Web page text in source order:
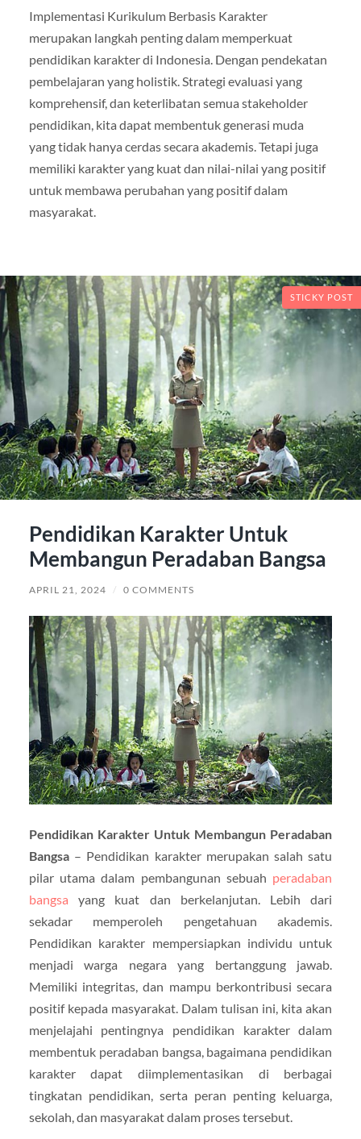
Implementasi Kurikulum Berbasis Karakter
merupakan langkah penting dalam memperkuat
pendidikan karakter di Indonesia. Dengan pendekatan
pembelajaran yang holistik. Strategi evaluasi yang
komprehensif, dan keterlibatan semua stakeholder
pendidikan, kita dapat membentuk generasi muda
yang tidak hanya cerdas secara akademis. Tetapi juga
memiliki karakter yang kuat dan nilai-nilai yang positif
untuk membawa perubahan yang positif dalam
masyarakat.
STICKY POST
Pendidikan Karakter Untuk
Membangun Peradaban Bangsa
APRIL 21, 2024 / 0 COMMENTS
Pendidikan Karakter Untuk Membangun Peradaban
Bangsa– Pendidikan karakter merupakan salah satu
pilar utama dalam pembangunan sebuah peradaban
bangsa yang kuat dan berkelanjutan. Lebih dari
sekadar memperoleh pengetahuan akademis.
Pendidikan karakter mempersiapkan individu untuk
menjadi warga negara yang bertanggung jawab.
Memiliki integritas, dan mampu berkontribusi secara
positif kepada masyarakat. Dalam tulisan ini, kita akan
menjelajahi pentingnya pendidikan karakter dalam
membentuk peradaban bangsa, bagaimana pendidikan
karakter dapat diimplementasikan di berbagai
tingkatan pendidikan, serta peran penting keluarga,
sekolah, dan masyarakat dalam proses tersebut.